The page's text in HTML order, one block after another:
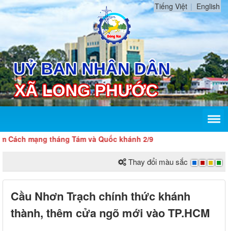
Tiếng Việt English
mạng tháng Tám và Quốc khánh 2/9
Thay đổi màu sắc
Cầu Nhơn Trạch chính thức khánh
thành, thêm cửa ngõ mới vào TP.HCM